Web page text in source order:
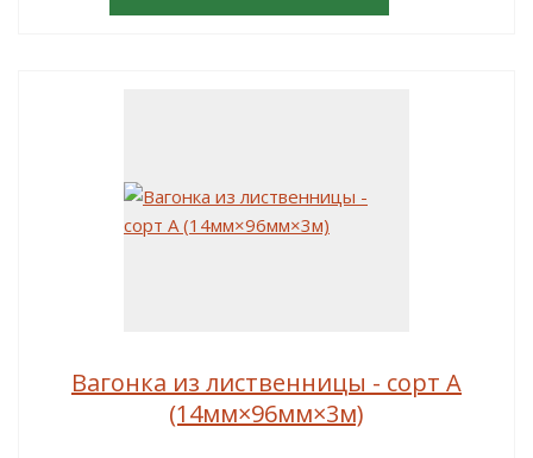
Вагонка из лиственницы - сорт A
(14мм×96мм×3м)